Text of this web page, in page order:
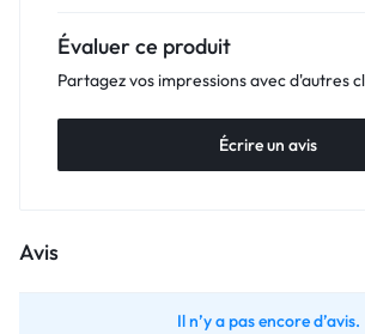
Évaluer ce produit
Partagez vos impressions avec d'autres
Écrire un avis
Avis
Il n’y a pas encore d’avis.